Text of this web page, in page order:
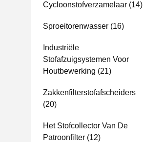
Cycloonstofverzamelaar (14)
Sproeitorenwasser (16)
Industriële
Stofafzuigsystemen Voor
Houtbewerking (21)
Zakkenfilterstofafscheiders
(20)
Het Stofcollector Van De
Patroonfilter (12)